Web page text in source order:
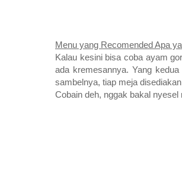
Menu yang Recomended Apa
Kalau kesini bisa coba ayam
ada kremesannya. Yang
sambelnya, tiap meja
Cobain deh, nggak bakal nyesel